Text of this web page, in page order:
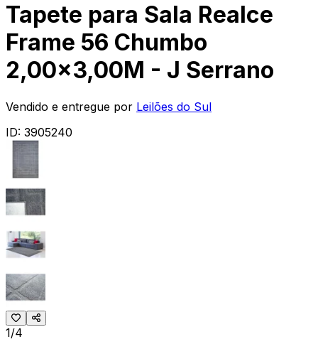
Tapete para Sala Realce
Frame 56 Chumbo
2,00x3,00M - J Serrano
Vendido e entregue por Leilões do Sul
ID: 3905240
1/4